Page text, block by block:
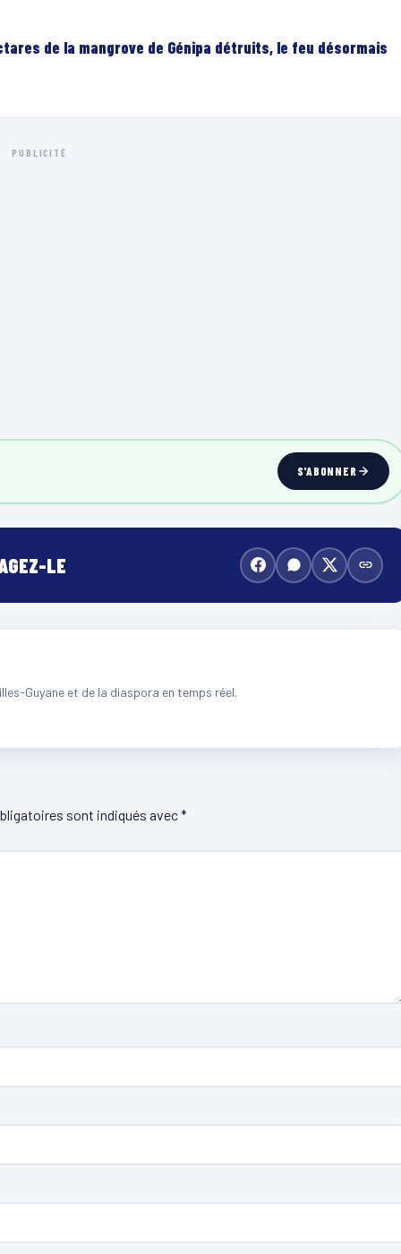
de la mangrove de Génipa détruits, le feu désormais
PUBLICITÉ
S'ABONNER
LE
Guyane et de la diaspora en temps réel.
sont indiqués avec*